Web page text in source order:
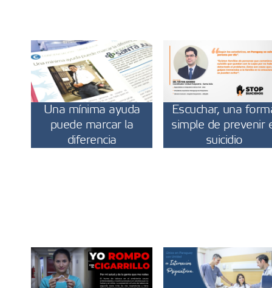
Una mínima ayuda
puede marcar la
diferencia
Escuchar, una
simple de prevenir
suicidio